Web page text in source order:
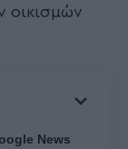
οικισμών
News